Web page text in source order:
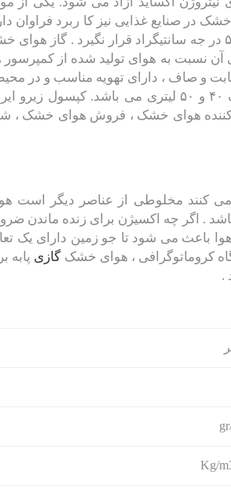
در صنایع غذایی نیز کا ربرد فراوان
باید توجه داشت سیلندر های گاز هوای خشک در محیطی بالاتر از دمای ۵۲ در جه سانتیگراد قرار نگیرد . گاز
آن نسبت به هوای تولید شده از کمپرسور
و صاف ، دارای تهویه مناسب و در
خالی از مواد اسیدی و قلیایی نگهداری گردد . سایز سیلندر هوای خشک ۴۰ و ۵۰ لیتری می باشد. کپسول
و تأمین کننده هوای خشک ، فروش هوای خشک ،
مخلوطی از عناصر دیگر است
. اگر چه اکسیژن برای زنده ماندن
باعث می شود تا جو زمین دارای یک
کروماتوگرافی ، هوای خشک گازی پابه
.